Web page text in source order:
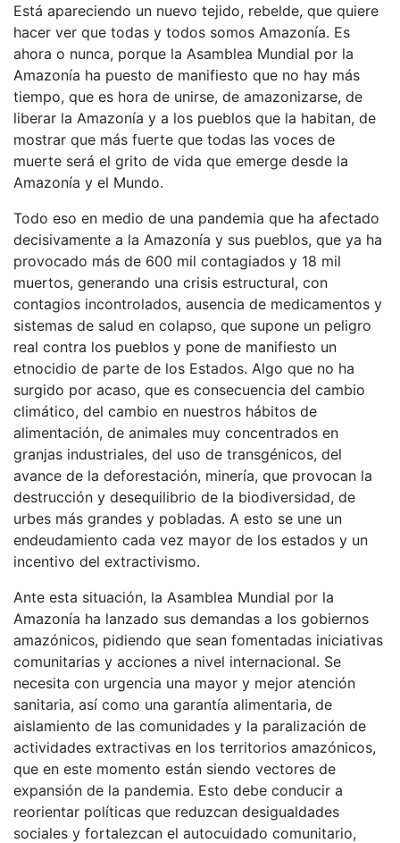
Está apareciendo un nuevo tejido, rebelde, que quiere
hacer ver que todas y todos somos Amazonía. Es
ahora o nunca, porque la Asamblea Mundial por la
Amazonía ha puesto de manifiesto que no hay más
tiempo, que es hora de unirse, de amazonizarse, de
liberar la Amazonía y a los pueblos que la habitan, de
mostrar que más fuerte que todas las voces de
muerte será el grito de vida que emerge desde la
Amazonía y el Mundo.
Todo eso en medio de una pandemia que ha afectado
decisivamente a la Amazonía y sus pueblos, que ya ha
provocado más de 600 mil contagiados y 18 mil
muertos, generando una crisis estructural, con
contagios incontrolados, ausencia de medicamentos y
sistemas de salud en colapso, que supone un peligro
real contra los pueblos y pone de manifiesto un
etnocidio de parte de los Estados. Algo que no ha
surgido por acaso, que es consecuencia del cambio
climático, del cambio en nuestros hábitos de
alimentación, de animales muy concentrados en
granjas industriales, del uso de transgénicos, del
avance de la deforestación, minería, que provocan la
destrucción y desequilibrio de la biodiversidad, de
urbes más grandes y pobladas. A esto se une un
endeudamiento cada vez mayor de los estados y un
incentivo del extractivismo.
Ante esta situación, la Asamblea Mundial por la
Amazonía ha lanzado sus demandas a los gobiernos
amazónicos, pidiendo que sean fomentadas iniciativas
comunitarias y acciones a nivel internacional. Se
necesita con urgencia una mayor y mejor atención
sanitaria, así como una garantía alimentaria, de
aislamiento de las comunidades y la paralización de
actividades extractivas en los territorios amazónicos,
que en este momento están siendo vectores de
expansión de la pandemia. Esto debe conducir a
reorientar políticas que reduzcan desigualdades
sociales y fortalezcan el autocuidado comunitario,